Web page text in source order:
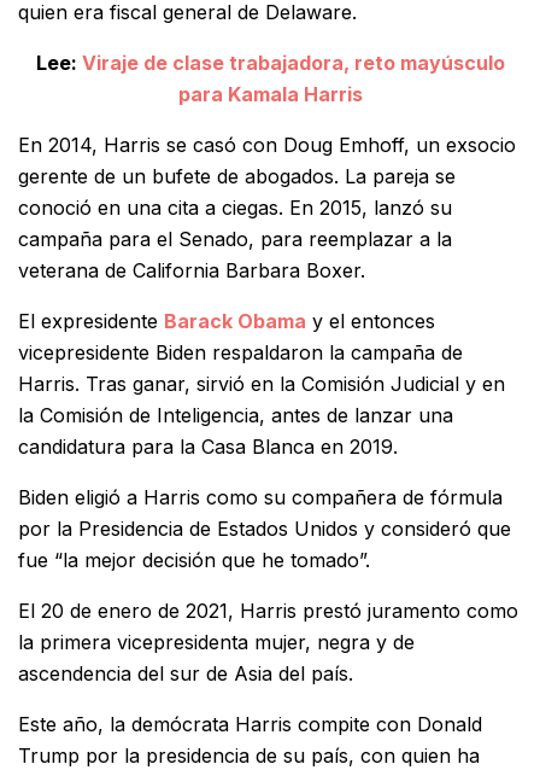
quien era fiscal general de Delaware.
Lee: Viraje de clase trabajadora, reto mayúsculo
para Kamala Harris
En 2014, Harris se casó con Doug Emhoff, un exsocio
gerente de un bufete de abogados. La pareja se
conoció en una cita a ciegas. En 2015, lanzó su
campaña para el Senado, para reemplazar a la
veterana de California Barbara Boxer.
El expresidente Barack Obama y el entonces
vicepresidente Biden respaldaron la campaña de
Harris. Tras ganar, sirvió en la Comisión Judicial y en
la Comisión de Inteligencia, antes de lanzar una
candidatura para la Casa Blanca en 2019.
Biden eligió a Harris como su compañera de fórmula
por la Presidencia de Estados Unidos y consideró que
fue “la mejor decisión que he tomado”.
El 20 de enero de 2021, Harris prestó juramento como
la primera vicepresidenta mujer, negra y de
ascendencia del sur de Asia del país.
Este año, la demócrata Harris compite con Donald
Trump por la presidencia de su país, con quien ha